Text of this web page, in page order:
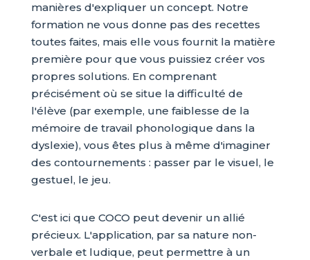
manières d'expliquer un concept. Notre
formation ne vous donne pas des recettes
toutes faites, mais elle vous fournit la matière
première pour que vous puissiez créer vos
propres solutions. En comprenant
précisément où se situe la difficulté de
l'élève (par exemple, une faiblesse de la
mémoire de travail phonologique dans la
dyslexie), vous êtes plus à même d'imaginer
des contournements : passer par le visuel, le
gestuel, le jeu.
C'est ici que COCO peut devenir un allié
précieux. L'application, par sa nature non-
verbale et ludique, peut permettre à un